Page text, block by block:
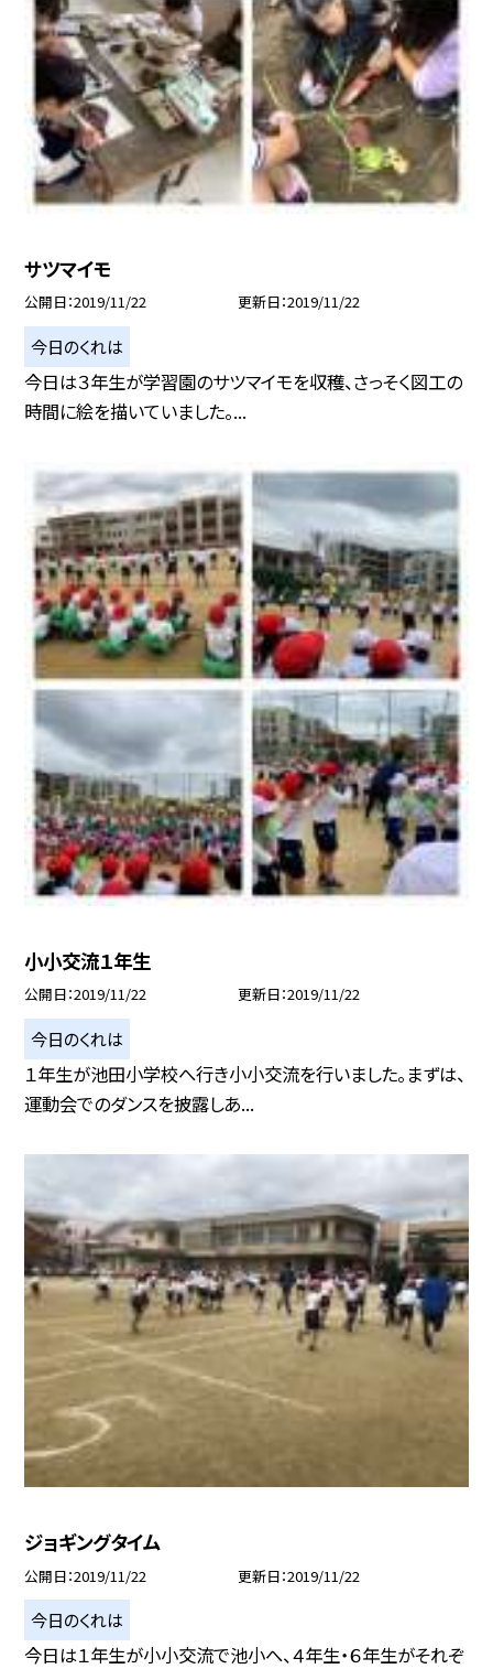
サツマイモ
公開日 2019/11/22 更新日 2019/11/22
今日のくれは
今日は３年生が学習園のサツマイモを収穫、さっそく図工の
時間に絵を描いていました。...
小小交流１年生
公開日 2019/11/22 更新日 2019/11/22
今日のくれは
１年生が池田小学校へ行き小小交流を行いました。まずは、
運動会でのダンスを披露しあ...
ジョギングタイム
公開日 2019/11/22 更新日 2019/11/22
今日のくれは
今日は１年生が小小交流で池小へ、４年生・６年生がそれぞ